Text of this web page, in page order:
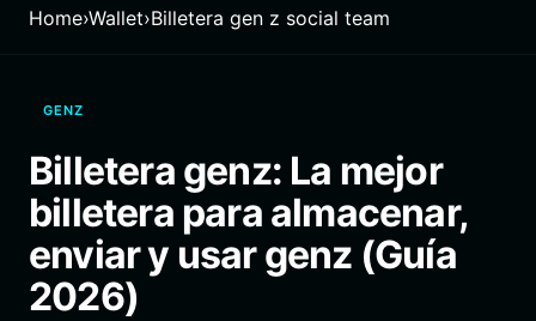
Français
繁體中文
Bahasa Indonesia
ภาษาไทย
Español
Português (Brasil)
Home›Wallet›Billetera gen z social team
GENZ
Billetera genz: La mejor
billetera para almacenar,
enviar y usar genz (Guía
2026)